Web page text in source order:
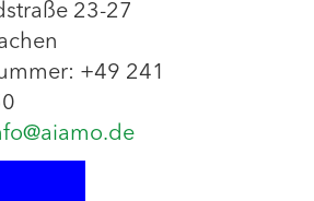
23-27
+49 241